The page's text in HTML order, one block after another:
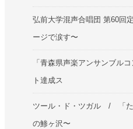
弘前大学混声合唱団 第60回
ージで涙す〜
「青森県声楽アンサンブル
ト達成ス
ツール・ド・ツガル / 「た
の鯵ヶ沢〜